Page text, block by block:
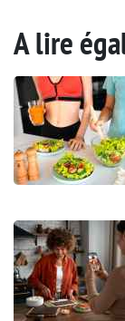
A lire